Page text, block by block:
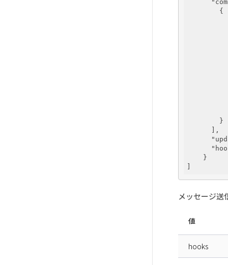
        {
        }
      ],
    }
メッセージ送
値
hooks